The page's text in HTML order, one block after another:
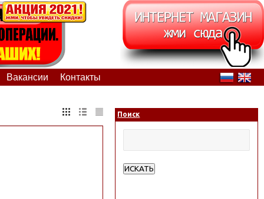
Вакансии Контакты
Поиск
ИСКАТЬ